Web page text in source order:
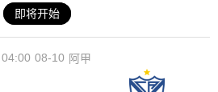
即将开始
08-10
04:00 阿甲